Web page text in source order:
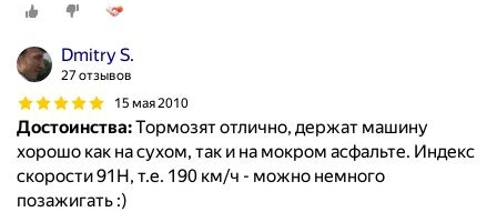
Dmitry S.
27 отзывов
15 мая 2010
Достоинства:Тормозят отлично, держат машину
хорошо как на сухом, так и на мокром асфальте. Индекс
скорости 91Н, т.е. 190 км/ч - можно немного
позажигать :)